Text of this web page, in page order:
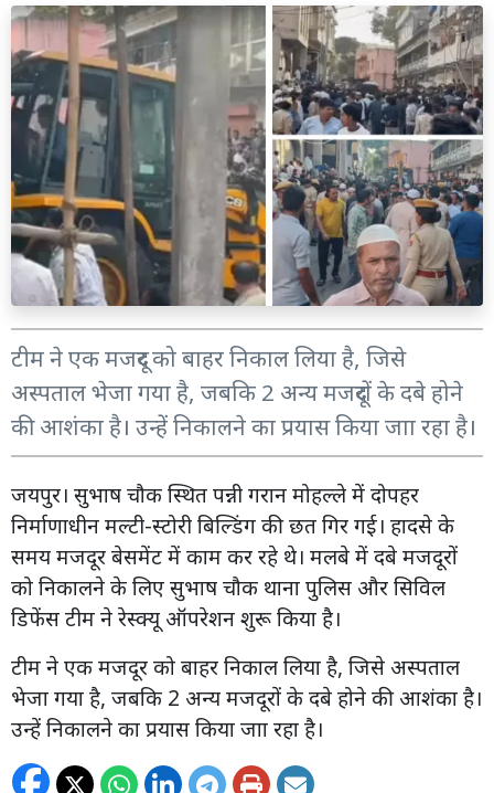
टीम ने एक मजदूर को बाहर निकाल लिया है, जिसे
अस्पताल भेजा गया है, जबकि 2 अन्य मजदूरों के दबे होने
की आशंका है। उन्हें निकालने का प्रयास किया जाा रहा है।
जयपुर। सुभाष चौक स्थित पन्नी गरान मोहल्ले में दोपहर
निर्माणाधीन मल्टी-स्टोरी बिल्डिंग की छत गिर गई। हादसे के
समय मजदूर बेसमेंट में काम कर रहे थे। मलबे में दबे मजदूरों
को निकालने के लिए सुभाष चौक थाना पुलिस और सिविल
डिफेंस टीम ने रेस्क्यू ऑपरेशन शुरू किया है।
टीम ने एक मजदूर को बाहर निकाल लिया है, जिसे अस्पताल
भेजा गया है, जबकि 2 अन्य मजदूरों के दबे होने की आशंका है।
उन्हें निकालने का प्रयास किया जाा रहा है।